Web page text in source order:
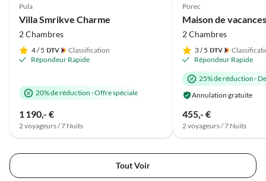
Pula
Villa Smrikve Charme
2 Chambres
4/ 5
Classification
Répondeur Rapide
20% de réduction ·Offre spéciale
1 190,- €
2 voyageurs / 7 Nuits
Porec
Maison de
2 Chambres
3/ 5
Répondeur Rapide
25% de réduction ·
Annulation gratuite
455,- €
2 voyageurs / 7 Nuits
Tout Voir